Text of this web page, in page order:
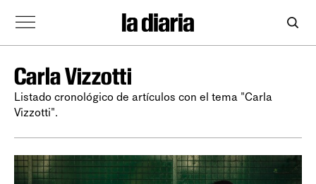
Carla Vizzotti
Listado cronológico de artículos con el tema "Carla
Vizzotti".